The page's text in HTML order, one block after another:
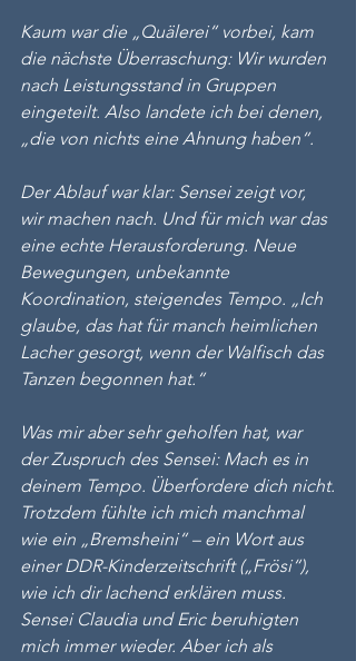
Kaum war die „Quälerei“ vorbei, kam
die nächste Überraschung: Wir wurden
nach Leistungsstand in Gruppen
eingeteilt. Also landete ich bei denen,
„die von nichts eine Ahnung haben“.
Der Ablauf war klar: Sensei zeigt vor,
wir machen nach. Und für mich war das
eine echte Herausforderung. Neue
Bewegungen, unbekannte
Koordination, steigendes Tempo. „Ich
glaube, das hat für manch heimlichen
Lacher gesorgt, wenn der Walfisch das
Tanzen begonnen hat.“
Was mir aber sehr geholfen hat, war
der Zuspruch des Sensei: Mach es in
deinem Tempo. Überfordere dich nicht.
Trotzdem fühlte ich mich manchmal
wie ein „Bremsheini“ – ein Wort aus
einer DDR-Kinderzeitschrift („Frösi“),
wie ich dir lachend erklären muss.
Sensei Claudia und Eric beruhigten
mich immer wieder. Aber ich als